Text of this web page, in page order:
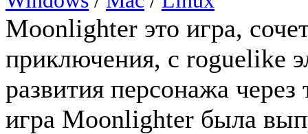
Moonlighter это игра,
приключения, с roguelike
развития персонажа
игра Moonlighter была